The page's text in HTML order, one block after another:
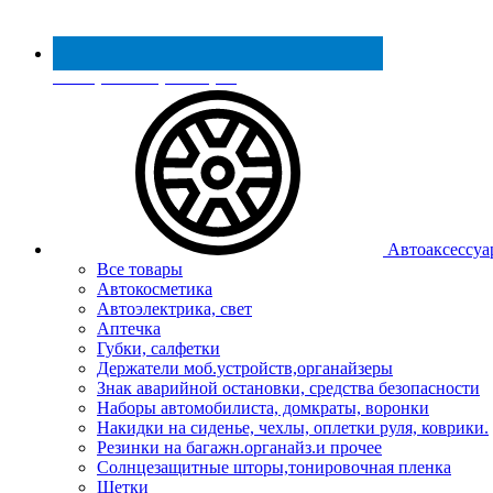
Реестр МинПромТорга
Все товары
Автокосметика
Автоэлектрика, свет
Аптечка
Губки, салфетки
Держатели моб.устройств,органайзеры
Знак аварийной остановки, средства безопасности
Наборы автомобилиста, домкраты, воронки
Накидки на сиденье, чехлы, оплетки руля, коврики.
Резинки на багажн.органайз.и прочее
Солнцезащитные шторы,тонировочная пленка
Щетки